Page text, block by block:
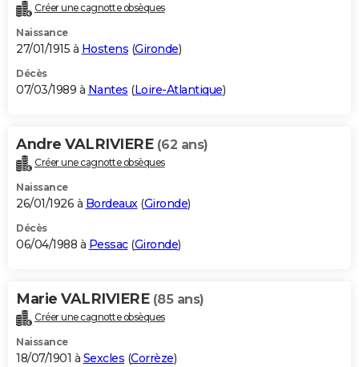
Créer une cagnotte obsèques
Naissance
27/01/1915 à Hostens (Gironde)
Décès
07/03/1989 à Nantes (Loire-Atlantique)
Andre VALRIVIERE (62 ans)
Créer une cagnotte obsèques
Naissance
26/01/1926 à Bordeaux(Gironde)
Décès
06/04/1988 à Pessac(Gironde)
Marie VALRIVIERE (85 ans)
Créer une cagnotte obsèques
Naissance
18/07/1901 à Sexcles (Corrèze)